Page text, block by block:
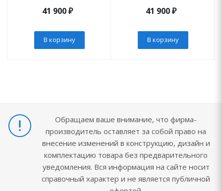
41 900₽
В корзину
41 900₽
В корзину
Обращаем ваше внимание, что фирма-
производитель оставляет за собой право на
внесение изменений в конструкцию, дизайн и
комплектацию товара без предварительного
уведомления. Вся информация на сайте носит
справочный характер и не является публичной